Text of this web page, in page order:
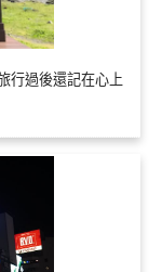
行過後還記在心上